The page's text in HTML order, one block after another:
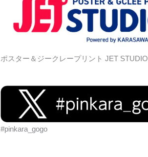
ポスター＆ジークレープリント JET STUDIO
#pinkara_gogo